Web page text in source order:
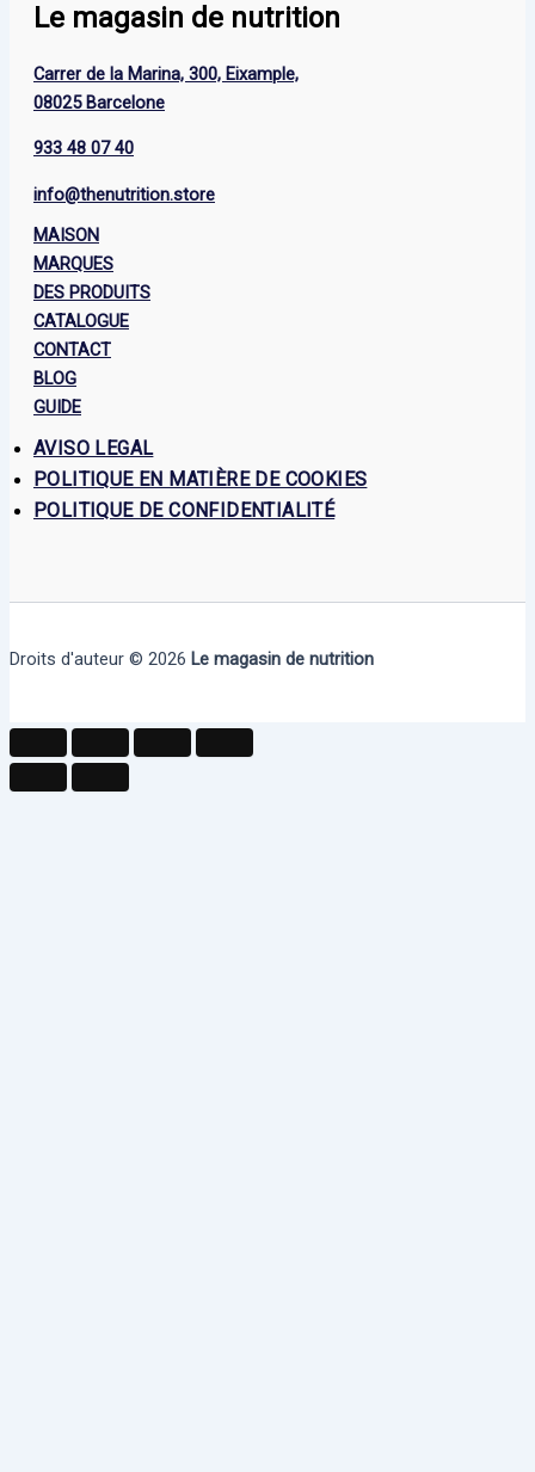
Le magasin de nutrition
Carrer de la Marina, 300, Eixample,
08025 Barcelone
933 48 07 40
info@thenutrition.store
MAISON
MARQUES
DES PRODUITS
CATALOGUE
CONTACT
BLOG
GUIDE
AVISO LEGAL
POLITIQUE EN MATIÈRE DE COOKIES
POLITIQUE DE CONFIDENTIALITÉ
Droits d'auteur © 2026 Le magasin de nutrition